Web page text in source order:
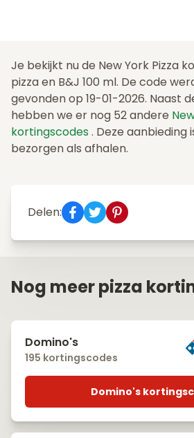
Je bekijkt nu de New York Pizza
pizza en B&J 100 ml. De code
gevonden op 19-01-2026. Naast
hebben we er nog 52 andere
kortingscodes . Deze aanbieding
bezorgen als afhalen.
Delen:
Nog meer pizza
Domino's
195 kortingscodes
Domino's